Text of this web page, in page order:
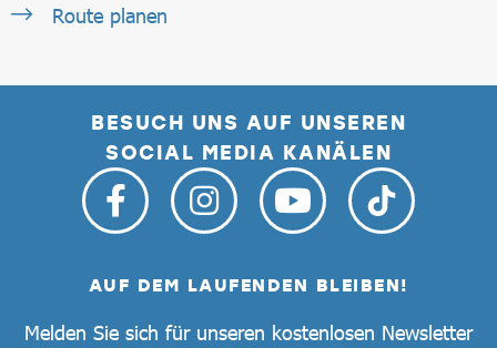
Route planen
BESUCH UNS AUF UNSEREN
SOCIAL MEDIA KANÄLEN
AUF DEM LAUFENDEN BLEIBEN!
Melden Sie sich für unseren kostenlosen Newsletter